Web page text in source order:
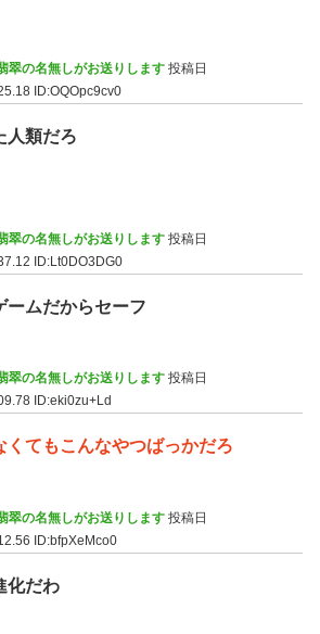
翠の名無しがお送りします 投稿日
ID:OQOpc9cv0
人類だろ
翠の名無しがお送りします 投稿日
ID:Lt0DO3DG0
ームだからセーフ
翠の名無しがお送りします 投稿日
ID:eki0zu+Ld
くてもこんなやつばっかだろ
翠の名無しがお送りします 投稿日
ID:bfpXeMco0
化だわ